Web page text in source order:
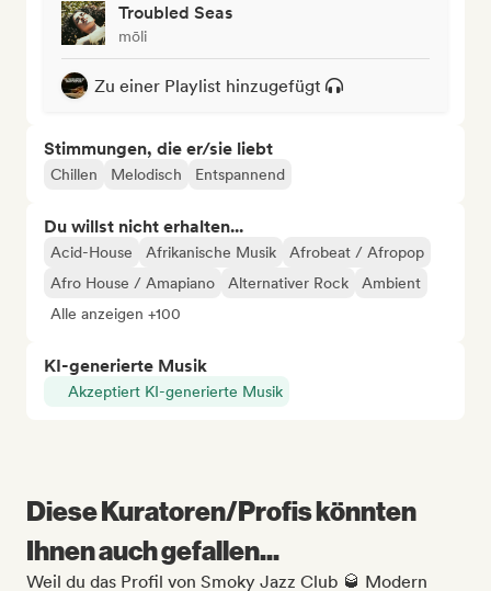
Troubled Seas
mōli
Zu einer Playlist hinzugefügt
Stimmungen, die er/sie liebt
Chillen Melodisch Entspannend
Du willst nicht erhalten...
Acid-House Afrikanische Musik
Afrobeat / Afropop
Afro House / Amapiano
Alternativer Rock
Ambient
Alle anzeigen +100
KI-generierte Musik
Akzeptiert KI-generierte Musik
Diese Kuratoren/Profis könnten
Ihnen auch gefallen...
Weil du das Profil von Smoky Jazz Club 🥃 Modern